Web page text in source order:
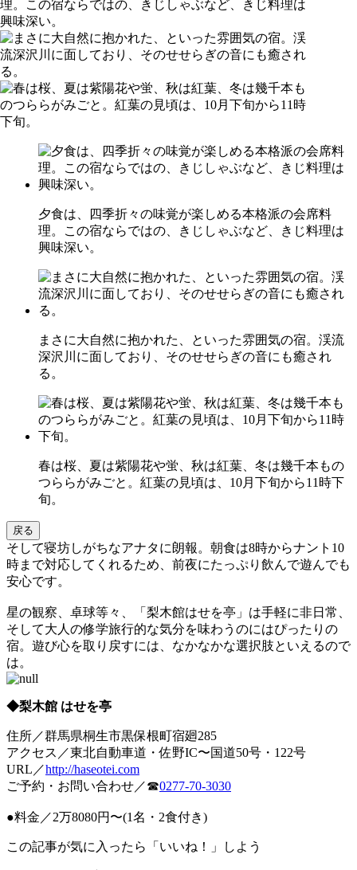
夕食は、四季折々の味覚が楽しめる本格派の会席料
理。この宿ならではの、きじしゃぶなど、きじ料理は
興味深い。
まさに大自然に抱かれた、といった雰囲気の宿。渓流
深沢川に面しており、そのせせらぎの音にも癒され
る。
春は桜、夏は紫陽花や蛍、秋は紅葉、冬は幾千本もの
つららがみごと。紅葉の見頃は、10月下旬から11時下
旬。
戻る
そして寝坊しがちなアナタに朗報。朝食は8時からナント10
時まで対応してくれるため、前夜にたっぷり飲んで遊んでも
安心です。
星の観察、卓球等々、「梨木館はせを亭」は手軽に非日常、
そして大人の修学旅行的な気分を味わうのにはぴったりの
宿。遊び心を取り戻すには、なかなかな選択肢といえるので
は。
◆梨木館 はせを亭
住所／群馬県桐生市黒保根町宿廻285
アクセス／東北自動車道・佐野IC〜国道50号・122号
URL／http://haseotei.com
ご予約・お問い合わせ／☎︎0277-70-3030
●料金／2万8080円〜(1名・2食付き)
この記事が気に入ったら「いいね！」しよう